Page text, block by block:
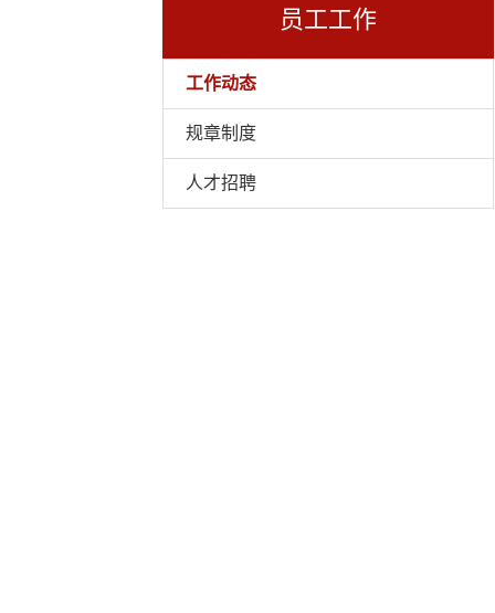
员工工作
工作动态
规章制度
人才招聘